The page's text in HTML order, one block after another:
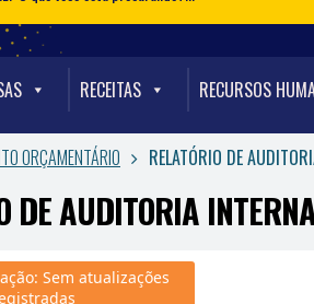
RECEITAS RECURSOS
ORÇAMENTÁRIO RELATÓRIO DE
DE AUDITORIA